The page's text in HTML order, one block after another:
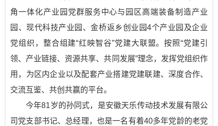
角一体化产业园党群服务中心与园区高端装备制造产业
园、现代科技产业园、金桥返乡创业园4个产业园及企业
党组织，整合组建“红映智谷”党建大联盟。按照“党建引
领、产业链接、资源共享、共同发展”理念，发挥党组织作
用，为区内企业以及配套产业搭建党建联建、深度合作、
交流互鉴、共创共赢的平台。
今年81岁的孙同式，是安徽天乐传动技术发展有限公
司党支部书记、总经理，也是一名有着40多年党龄的老党